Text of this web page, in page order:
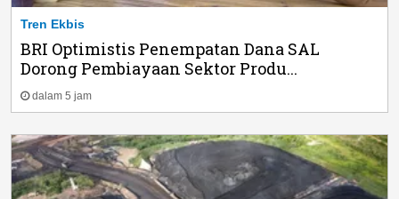
Tren Ekbis
BRI Optimistis Penempatan Dana SAL
Dorong Pembiayaan Sektor Produ...
dalam 5 jam